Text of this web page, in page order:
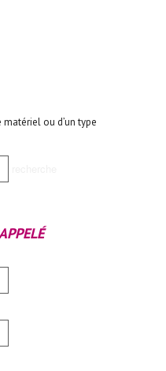
matériel ou d’un type